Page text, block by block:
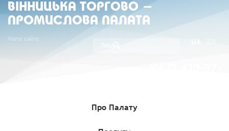
ВIННИЦЬКА ТОРГОВО -
ПРОМИСЛОВА ПАЛАТА
Мапа сайту
Про Палату